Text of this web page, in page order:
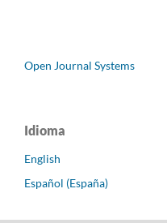
Open Journal Systems
Idioma
English
Español (España)